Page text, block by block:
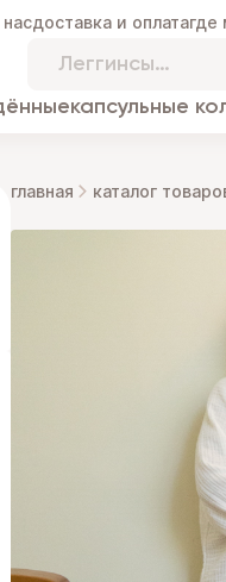
насдоставка и оплатагде
капсульные
главная каталог